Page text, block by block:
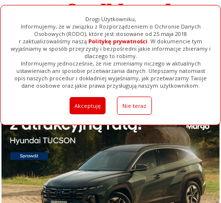
Drogi Użytkowniku,
Informujemy, że w związku z Rozporządzeniem o Ochronie Danych
Osobowych (RODO), które jest stosowane od 25 maja 2018
r.zaktualizowaliśmy naszą Politykę prywatności. W dokumencie tym
wyjaśniamy w sposób przejrzysty i bezpośredni jakie informacje zbieramy i
dlaczego to robimy.
Informujemy jednocześnie, że nie zmieniamy niczego w aktualnych
ustawieniach ani sposobie przetwarzania danych. Ulepszamy natomiast
opis naszych procedur i dokładniej wyjaśniamy, jak przetwarzamy Twoje
dane osobowe oraz jakie prawa przysługują naszym użytkownikom.
Akceptuję Nie teraz
Ogłoszenia Filmy Galerie Baza Firm Pełna Wersja